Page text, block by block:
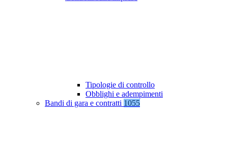
Tipologie di controllo
Obblighi e adempimenti
Bandi di gara e contratti 1055